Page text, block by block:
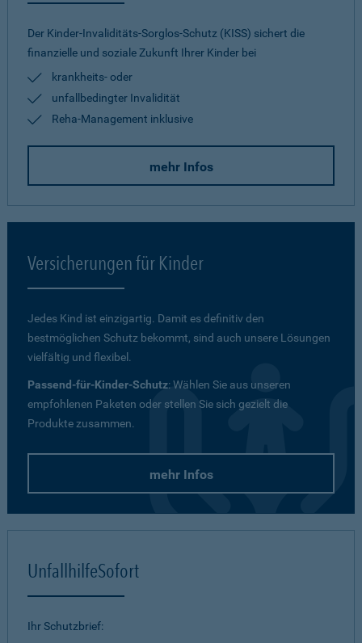
Der Kinder-Invaliditäts-Sorglos-Schutz (KISS) sichert die
finanzielle und soziale Zukunft Ihrer Kinder bei
krankheits- oder
unfallbedingter Invalidität
Reha-Management inklusive
mehr Infos
Versicherungen für Kinder
Jedes Kind ist einzigartig. Damit es definitiv den
bestmöglichen Schutz bekommt, sind auch unsere Lösungen
vielfältig und flexibel.
Passend-für-Kinder-Schutz: Wählen Sie aus unseren
empfohlenen Paketen oder stellen Sie sich gezielt die
Produkte zusammen.
mehr Infos
UnfallhilfeSofort
Ihr Schutzbrief: